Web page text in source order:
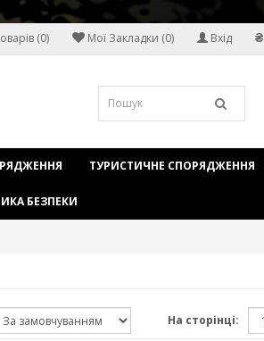
₴
Вхід
Мої Закладки (0)
(0)
ТУРИСТИЧНЕ СПОРЯДЖЕННЯ
БЕЗПЕКИ
На сторінці: